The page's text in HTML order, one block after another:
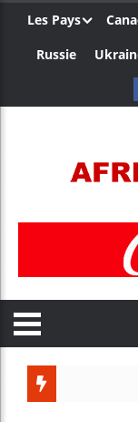
Les Pays
Russie